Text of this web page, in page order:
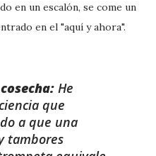
en un escalón, se come un
en el "aquí y ahora".
He
que
a que una
tambores